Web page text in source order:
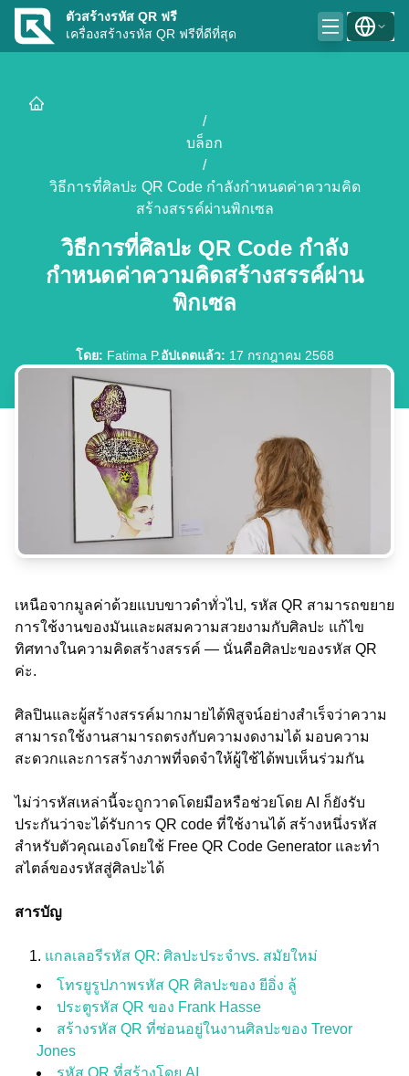
ตัวสร้างรหัส QR ฟรี
เครื่องสร้างรหัส QR ฟรีที่ดีที่สุด
/
บล็อก
/
วิธีการที่ศิลปะ QR Code กำลังกำหนดค่าความคิด
สร้างสรรค์ผ่านพิกเซล
วิธีการที่ศิลปะ QR Code กำลัง
กำหนดค่าความคิดสร้างสรรค์ผ่าน
พิกเซล
โดย: Fatima P.อัปเดตแล้ว: 17 กรกฎาคม 2568
เหนือจากมูลค่าด้วยแบบขาวดำทั่วไป, รหัส QR สามารถขยาย
การใช้งานของมันและผสมความสวยงามกับศิลปะ แก้ไข
ทิศทางในความคิดสร้างสรรค์ — นั่นคือศิลปะของรหัส QR
ค่ะ.
ศิลปินและผู้สร้างสรรค์มากมายได้พิสูจน์อย่างสำเร็จว่าความ
สามารถใช้งานสามารถตรงกับความงดงามได้ มอบความ
สะดวกและการสร้างภาพที่จดจำให้ผู้ใช้ได้พบเห็นร่วมกัน
ไม่ว่ารหัสเหล่านี้จะถูกวาดโดยมือหรือช่วยโดย AI ก็ยังรับ
ประกันว่าจะได้รับการ QR code ที่ใช้งานได้ สร้างหนึ่งรหัส
สำหรับตัวคุณเองโดยใช้ Free QR Code Generator และทำ
สไตล์ของรหัสสู่ศิลปะได้
สารบัญ
แกลเลอรีรหัส QR: ศิลปะประจำvs. สมัยใหม่
โทรยูรูปภาพรหัส QR ศิลปะของ ยีอิ่ง ลู้
ประตูรหัส QR ของ Frank Hasse
สร้างรหัส QR ที่ซ่อนอยู่ในงานศิลปะของ Trevor
Jones
รหัส QR ที่สร้างโดย AI